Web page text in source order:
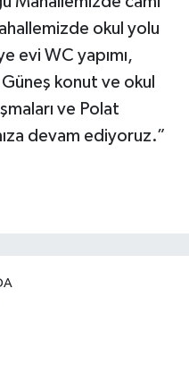
okul yolu
evi WC yapımı,
konut ve okul
ve Polat
devam ediyoruz.”